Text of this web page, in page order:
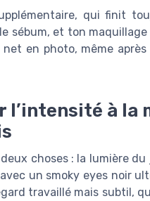
qui finit
sébum, et ton
en photo, même
l’intensité à la
choses : la lumière
un smoky eyes noir
travaillé mais subtil,